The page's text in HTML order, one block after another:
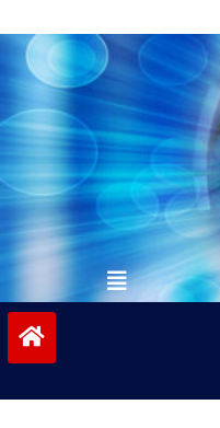
to
contentvinivida.lk